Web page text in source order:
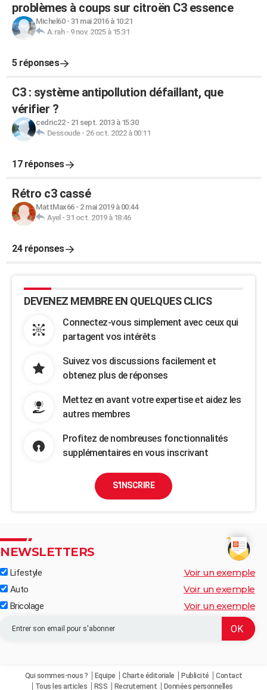
problèmes à coups sur citroën C3 essence
Michel60- 31 mai 2016 à 10:21
A.rah- 9 nov. 2025 à 15:31
5 réponses
C3 : système antipollution défaillant, que
vérifier ?
cedric22- 21 sept. 2013 à 15:30
Dessoude- 26 oct. 2022 à 00:11
17 réponses
Rétro c3 cassé
MattMax66- 2 mai 2019 à 00:44
Ayel - 31 oct. 2019 à 18:46
24 réponses
DEVENEZ MEMBRE EN QUELQUES CLICS
Connectez-vous simplement avec ceux qui
partagent vos intérêts
Suivez vos discussions facilement et
obtenez plus de réponses
Mettez en avant votre expertise et aidez les
autres membres
Profitez de nombreuses fonctionnalités
supplémentaires en vous inscrivant
S'INSCRIRE
NEWSLETTERS
Lifestyle Voir un exemple
Auto Voir un exemple
Bricolage Voir un exemple
Qui sommes-nous ? Equipe Charte éditoriale Publicité
Contact
Tous les articles
RSS Recrutement Données personnelles